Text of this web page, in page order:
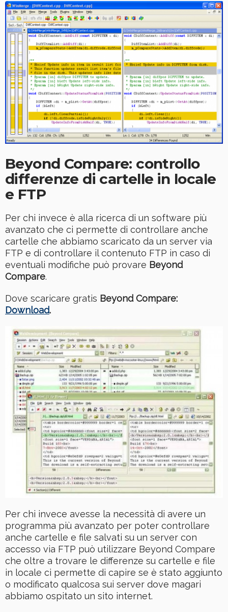
Beyond Compare: controllo
differenze di cartelle in locale
e FTP
Per chi invece è alla ricerca di un software più
avanzato che ci permette di controllare anche
cartelle che abbiamo scaricato da un server via
FTP e di controllare il contenuto FTP in caso di
eventuali modifiche può provare Beyond
Compare.
Dove scaricare gratis Beyond Compare:
Download.
Per chi invece avesse la necessità di avere un
programma più avanzato per poter controllare
anche cartelle e file salvati su un server con
accesso via FTP può utilizzare Beyond Compare
che oltre a trovare le differenze su cartelle e file
in locale ci permette di capire se è stato aggiunto
o modificato qualcosa sui server dove magari
abbiamo ospitato un sito internet.